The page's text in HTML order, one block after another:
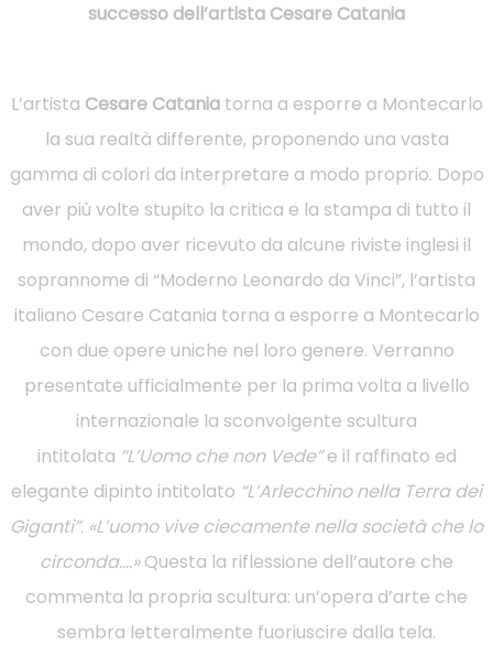
successo dell’artista Cesare Catania
L’artista Cesare Cataniatorna a esporre a Montecarlo
la sua realtà differente, proponendo una vasta
gamma di colori da interpretare a modo proprio. Dopo
aver più volte stupito la critica e la stampa di tutto il
mondo, dopo aver ricevuto da alcune riviste inglesi il
soprannome di “Moderno Leonardo da Vinci”, l’artista
italiano Cesare Catania torna a esporre a Montecarlo
con due opere uniche nel loro genere. Verranno
presentate ufficialmente per la prima volta a livello
internazionale la sconvolgente scultura
intitolata “L’Uomo che non Vede”e il raffinato ed
elegante dipinto intitolato “L’Arlecchino nella Terra dei
Giganti”. «L’uomo vive ciecamente nella società che lo
circonda….»Questa la riflessione dell’autore che
commenta la propria scultura: un’opera d’arte che
sembra letteralmente fuoriuscire dalla tela.